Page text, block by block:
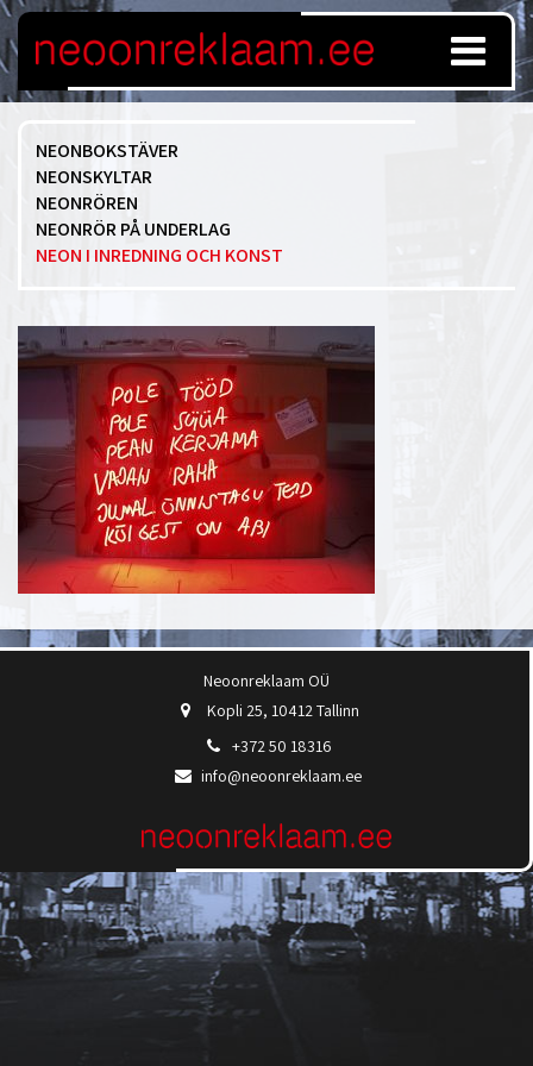
NEONBOKSTÄVER
NEONSKYLTAR
NEONRÖREN
NEONRÖR PÅ UNDERLAG
NEON I INREDNING OCH KONST
Neoonreklaam OÜ
Kopli 25, 10412 Tallinn
+372 50 18316
info@neoonreklaam.ee